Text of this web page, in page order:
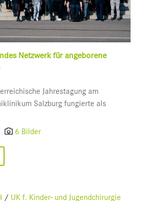
Netzwerk für angeborene
Jahrestagung am
Salzburg fungierte als
6 Bilder
/ UK f. Kinder- und Jugendchirurgie